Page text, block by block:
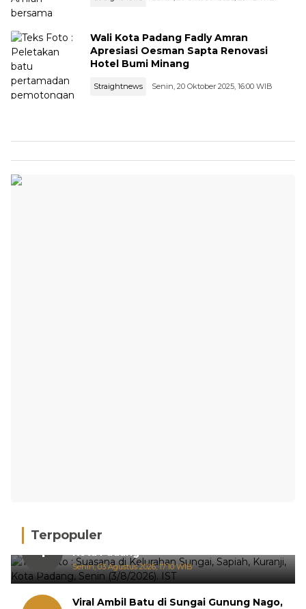
Wali Kota Padang Fadly Amran
Apresiasi Oesman Sapta Renovasi
Hotel Bumi Minang
Straightnews Senin, 20 Oktober 2025, 16:00 WIB
Terpopuler
1
Hujan Deras, 15 Titik Banjir Terdeteksi di
Kota Padang
Senin, 03 Agustus 2026, 17:10 WIB
Viral Ambil Batu di Sungai Gunung Nago,